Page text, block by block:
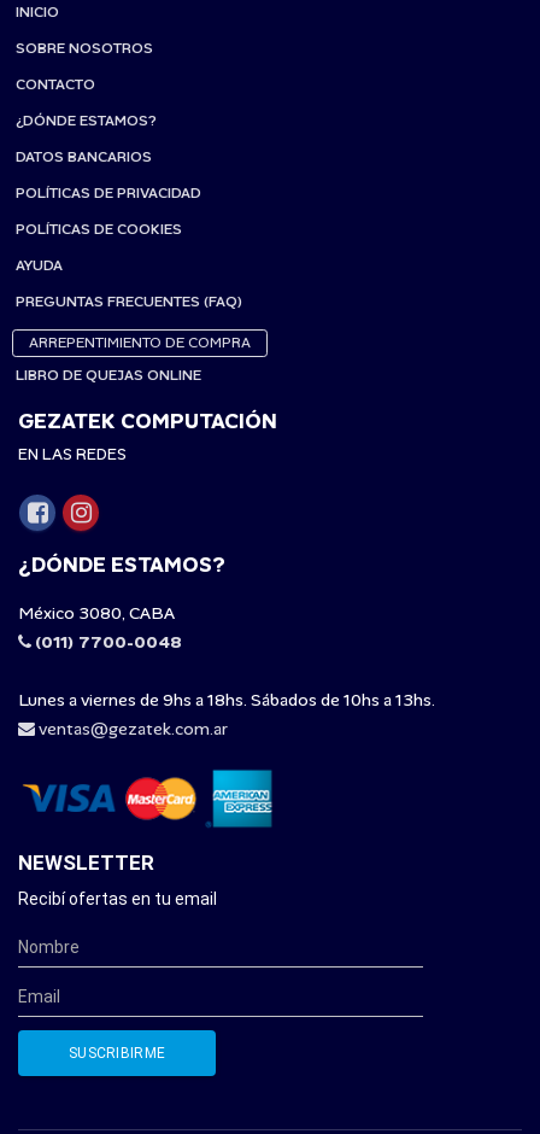
INICIO
SOBRE NOSOTROS
CONTACTO
¿DÓNDE ESTAMOS?
DATOS BANCARIOS
POLÍTICAS DE PRIVACIDAD
POLÍTICAS DE COOKIES
AYUDA
PREGUNTAS FRECUENTES (FAQ)
ARREPENTIMIENTO DE COMPRA
LIBRO DE QUEJAS ONLINE
GEZATEK COMPUTACIÓN
EN LAS REDES
¿DÓNDE ESTAMOS?
México 3080, CABA
(011) 7700-0048
Lunes a viernes de 9hs a 18hs. Sábados de 10hs a 13hs.
ventas@gezatek.com.ar
NEWSLETTER
Recibí ofertas en tu email